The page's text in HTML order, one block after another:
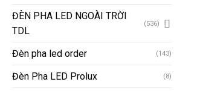
ĐÈN PHA LED NGOÀI TRỜI
TDL
(536)
Đèn pha led order (143)
Đèn Pha LED Prolux (8)